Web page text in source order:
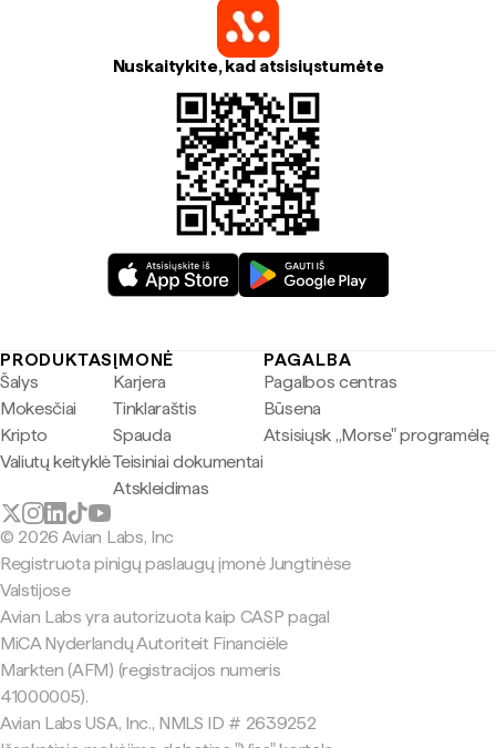
Nuskaitykite, kad atsisiųstumėte
PRODUKTAS
Šalys
Mokesčiai
Kripto
Valiutų keityklė
ĮMONĖ
Karjera
Tinklaraštis
Spauda
Teisiniai dokumentai
Atskleidimas
PAGALBA
Pagalbos centras
Būsena
Atsisiųsk „Morse" programėlę
© 2026 Avian Labs, Inc
Registruota pinigų paslaugų įmonė Jungtinėse
Valstijose
Avian Labs yra autorizuota kaip CASP pagal
MiCA Nyderlandų Autoriteit Financiële
Markten (AFM) (registracijos numeris
41000005).
Avian Labs USA, Inc., NMLS ID # 2639252